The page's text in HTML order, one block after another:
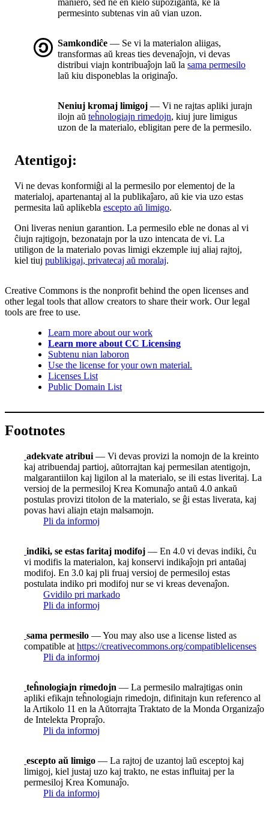
maniero, sed ne en kielo supoziganta, ke la
permesinto subtenas vin aŭ vian uzon.
Samkondiĉe — Se vi la materialon aliigas,
transformas aŭ kreas ties devenaĵojn, vi devas
distribui viajn kontribuaĵojn laŭ la sama permesilo
laŭ kiu disponeblas la originaĵo.
Neniuj kromaj limigoj — Vi ne rajtas apliki jurajn
ilojn aŭ teĥnologiajn rimedojn, kiuj jure limigus
uzon de la materialo, ebligitan pere de la permesilo.
Atentigoj:
Vi ne devas konformiĝi al la permesilo por elementoj de la
materialoj, apartenantaj al la publikaĵaro, aŭ kie via uzo estas
permesita laŭ aplikebla escepto aŭ limigo.
Oni liveras neniun garantion. La permesilo eble ne donas al vi
ĉiujn rajtigojn, bezonatajn por la uzo intencata de vi. La
utiligon de la materialo povas limigi ekzemple iuj aliaj rajtoj,
kiel tiuj publikigaj, privatecaj aŭ moralaj.
Creative Commons is the nonprofit behind the open licenses and
other legal tools that allow creators to share their work. Our legal
tools are free to use.
Learn more about our work
Learn more about CC Licensing
Subtenu nian laboron
Use the license for your own material.
Licenses List
Public Domain List
Footnotes
adekvate atribui — Vi devas provizi la nomojn de la kreinto
kaj atribuendaj partioj, aŭtorrajtan kaj permesilan atentigojn,
malgarantiilon kaj ligilon al la materialo, se ili estas liveritaj. La
versioj de la permesiloj Krea Komunaĵo antaŭ 4.0 ankaŭ
postulas provizi titolon de la materialo, se ĝi estas liverata, kaj
povas havi aliajn etajn malsamojn.
Pli da informoj
indiki, se estas faritaj modifoj — En 4.0 vi devas indiki, ĉu
vi modifis la materialon, kaj konservi indikaĵojn pri antaŭaj
modifoj. En 3.0 kaj pli fruaj versioj de permesiloj estas
postulata indiko pri modifoj nur se vi kreas devenaĵon.
Gvidilo pri markado
Pli da informoj
sama permesilo — You may also use a license listed as
compatible at https://creativecommons.org/compatiblelicenses
Pli da informoj
teĥnologiajn rimedojn — La permesilo malrajtigas onin
apliki efikajn teĥnologiajn rimedojn, difinitajn kun referenco al
la Artikolo 11 en la Aŭtorrajta Traktato de la Monda Organizaĵo
de Intelekta Propraĵo.
Pli da informoj
escepto aŭ limigo — La rajtoj de uzantoj laŭ esceptoj kaj
limigoj, kiel justaj uzo kaj trakto, ne estas influitaj per la
permesiloj Krea Komunaĵo.
Pli da informoj